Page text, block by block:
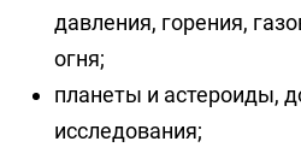
давления, горения,
огня;
планеты и астероиды,
исследования;